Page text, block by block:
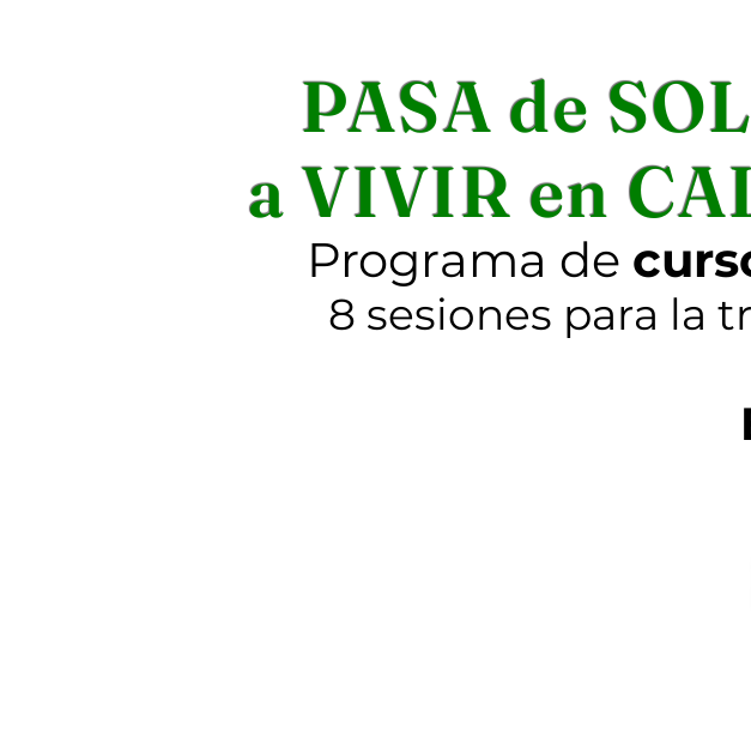
PASA de
a VIVIR en
Programa de
8 sesiones para la